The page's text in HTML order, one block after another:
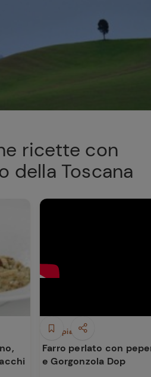
ricette con
della Toscana
Primi piatti
Farro perlato con
e Gorgonzola Dop